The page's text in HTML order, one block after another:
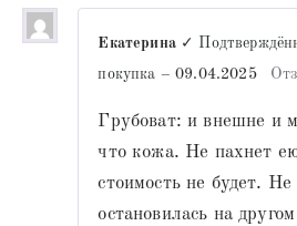
Екатерина ✓
покупка – 09.04.2025
Грубоват: и внешне и
что кожа. Не пахнет
стоимость не будет.
остановилась на